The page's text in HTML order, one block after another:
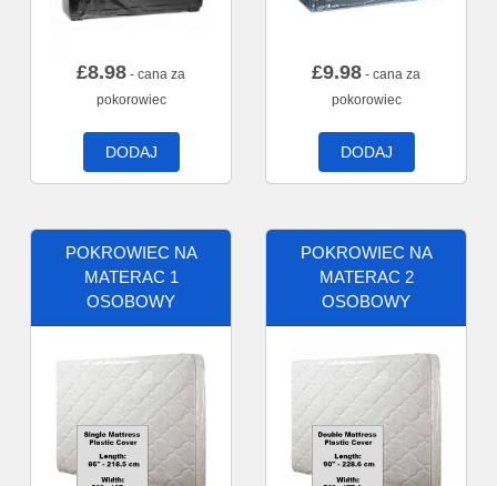
£8.98 - cana za
pokorowiec
DODAJ
£9.98 - cana za
pokorowiec
DODAJ
POKROWIEC NA
MATERAC 1
OSOBOWY
POKROWIEC NA
MATERAC 2
OSOBOWY